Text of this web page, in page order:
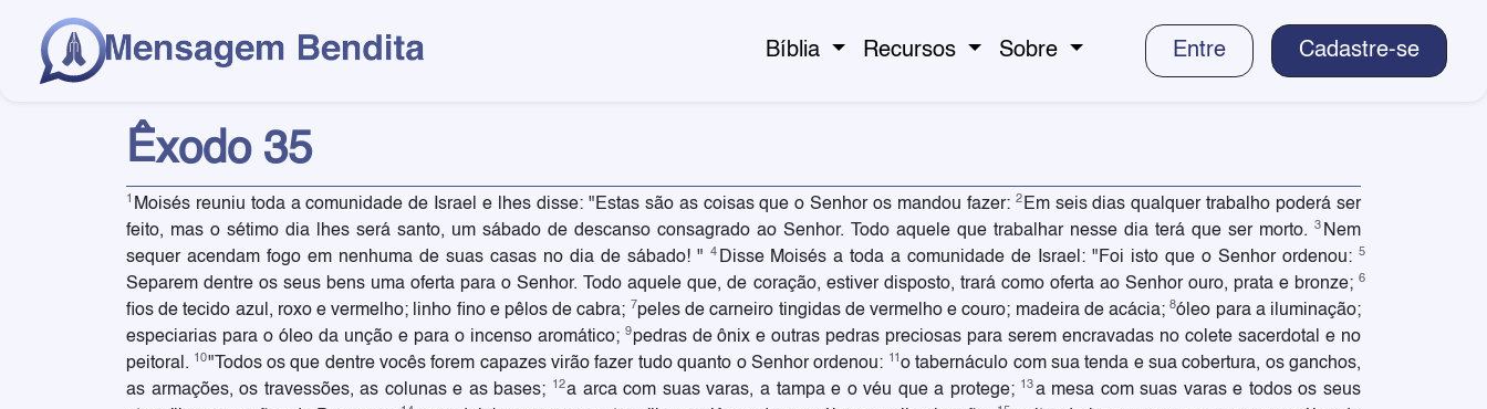
Bíblia Recursos Sobre Entre Cadastre-se
Êxodo 35
1 Moisés reuniu toda a comunidade de Israel e lhes disse: "Estas são as coisas que o Senhor os mandou fazer: 2 Em seis dias qualquer trabalho poderá ser
feito, mas o sétimo dia lhes será santo, um sábado de descanso consagrado ao Senhor. Todo aquele que trabalhar nesse dia terá que ser morto. 3 Nem
sequer acendam fogo em nenhuma de suas casas no dia de sábado! " 4 Disse Moisés a toda a comunidade de Israel: "Foi isto que o Senhor ordenou:5
Separem dentre os seus bens uma oferta para o Senhor. Todo aquele que, de coração, estiver disposto, trará como oferta ao Senhor ouro, prata e bronze; 6
fios de tecido azul, roxo e vermelho; linho fino e pêlos de cabra; 7peles de carneiro tingidas de vermelho e couro; madeira de acácia;8óleo para a iluminação;
especiarias para o óleo da unção e para o incenso aromático; 9 pedras de ônix e outras pedras preciosas para serem encravadas no colete sacerdotal e no
peitoral. 10"Todos os que dentre vocês forem capazes virão fazer tudo quanto o Senhor ordenou: 11 o tabernáculo com sua tenda e sua cobertura, os ganchos,
as armações, os travessões, as colunas e as bases; 12a arca com suas varas, a tampa e o véu que a protege; 13a mesa com suas varas e todos os seus